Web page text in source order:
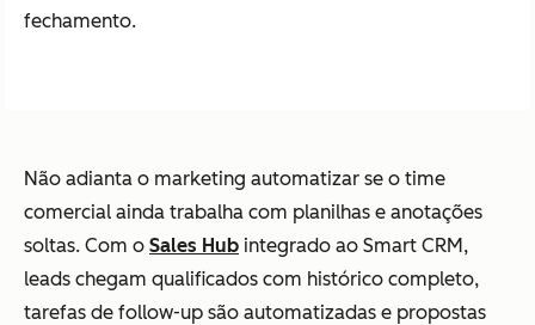
fechamento.
Não adianta o marketing automatizar se o time
comercial ainda trabalha com planilhas e anotações
soltas. Com o Sales Hub integrado ao Smart CRM,
leads chegam qualificados com histórico completo,
tarefas de follow-up são automatizadas e propostas